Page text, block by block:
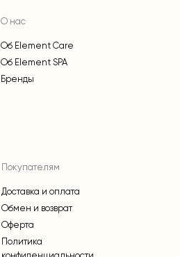
О нас
Об Element Care
Бренды
Об Element SPA
Покупателям
Доставка и оплата
Обмен и возврат
Оферта
Политика